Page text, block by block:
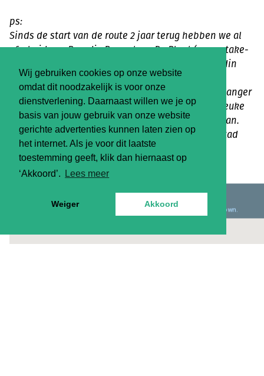
Wij gebruiken cookies op onze website
omdat dit noodzakelijk is voor onze
dienstverlening. Daarnaast willen we je op
basis van jouw gebruik van onze website
gerichte advertenties kunnen laten zien op
het internet. Als je voor dit laatste
toestemming geeft, klik dan hiernaast op
‘Akkoord’.
Lees meer
Weiger Akkoord
ps:
Sinds de start van de route 2 jaar terug hebben we al
afscheid van Broodje Bewust, en Dr. Plant (vegan take-
a-way) moeten nemen en is Bio bij Jansen een Odin
geworden. Hardwerk Fogeltje is ook gestopt deze
zomer… We hopen toch dat de route alleen maar langer
in plaats van korter mag worden. Dus als jij nog leuke
plekjes weet die passen bij deze route?Tip
ons dan.
Want iedereen moet weten welke pareltje onze stad
heeft zodat ze kunnen blijven bestaan!!!!!